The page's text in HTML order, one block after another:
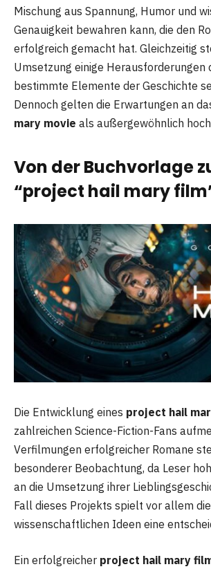
Mischung aus Spannung, Humor und
Genauigkeit bewahren kann, die den
erfolgreich gemacht hat. Gleichzeitig
Umsetzung einige Herausforderungen
bestimmte Elemente der Geschichte
Dennoch gelten die Erwartungen an
mary movie als außergewöhnlich
Von der Buchvorlage
“project hail mary
Die Entwicklung eines project hail
zahlreichen Science-Fiction-Fans
Verfilmungen erfolgreicher Romane
besonderer Beobachtung, da Leser
an die Umsetzung ihrer
Fall dieses Projekts spielt vor allem
wissenschaftlichen Ideen eine
Ein erfolgreicher project hail mary